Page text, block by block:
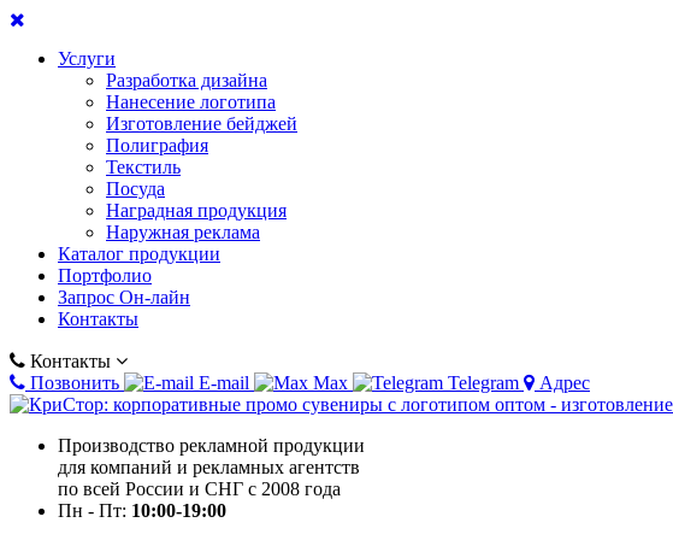
Услуги
Разработка дизайна
Нанесение логотипа
Изготовление бейджей
Полиграфия
Текстиль
Посуда
Наградная продукция
Наружная реклама
Каталог продукции
Портфолио
Запрос Он-лайн
Контакты
Контакты
Позвонить
E-mail Max Telegram Адрес
Производство рекламной продукции
для компаний и рекламных агентств
по всей России и СНГ с 2008 года
Пн - Пт: 10:00-19:00